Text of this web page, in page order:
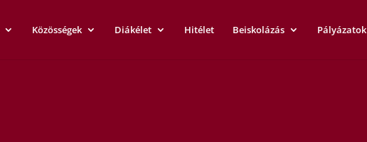
Közösségek Diákélet Hitélet Beiskolázás Pályázatok